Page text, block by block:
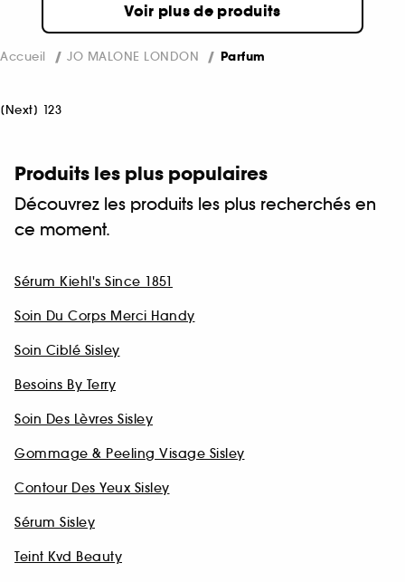
Voir plus de produits
Accueil JO MALONE LONDON Parfum
[Next] 123
Produits les plus populaires
Découvrez les produits les plus recherchés en
ce moment.
Sérum Kiehl's Since 1851
Soin Du Corps Merci Handy
Soin Ciblé Sisley
Besoins By Terry
Soin Des Lèvres Sisley
Gommage & Peeling Visage Sisley
Contour Des Yeux Sisley
Sérum Sisley
Teint Kvd Beauty